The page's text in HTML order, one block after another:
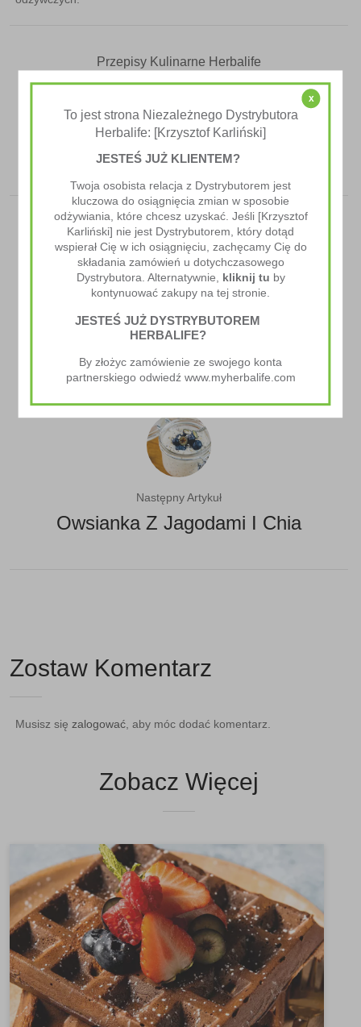
Przepisy Kulinarne Herbalife
przepisy kulinarne
herbalife
Poprzedni Artykuł
Fondant Czekoladowy
Następny Artykuł
Owsianka Z Jagodami I Chia
Zostaw Komentarz
Musisz się zalogować, aby móc dodać komentarz.
Zobacz Więcej
x
To jest strona Niezależnego Dystrybutora
Herbalife: [Krzysztof Karliński]
JESTEŚ JUŻ KLIENTEM?
Twoja osobista relacja z Dystrybutorem jest
kluczowa do osiągnięcia zmian w sposobie
odżywiania, które chcesz uzyskać. Jeśli [Krzysztof
Karliński] nie jest Dystrybutorem, który dotąd
wspierał Cię w ich osiągnięciu, zachęcamy Cię do
składania zamówień u dotychczasowego
Dystrybutora. Alternatywnie, kliknij tu by
kontynuować zakupy na tej stronie.
JESTEŚ JUŻ DYSTRYBUTOREM
HERBALIFE?
By złożyc zamówienie ze swojego konta
partnerskiego odwiedź www.myherbalife.com